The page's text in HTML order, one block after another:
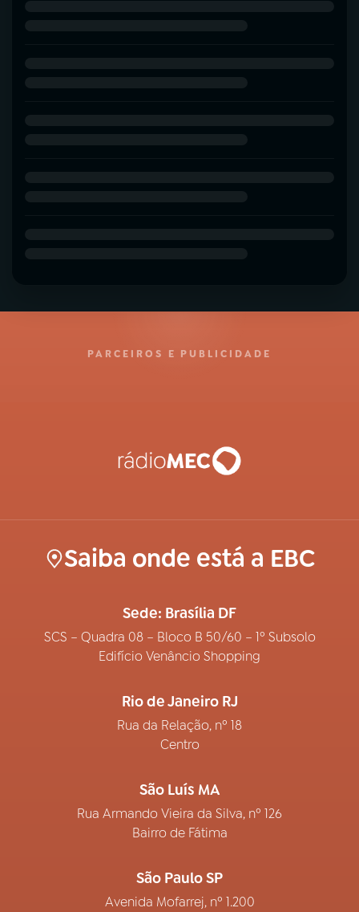
PARCEIROS E PUBLICIDADE
Saiba onde está a EBC
Sede: Brasília DF
SCS – Quadra 08 – Bloco B 50/60 – 1º Subsolo
Edifício Venâncio Shopping
Rio de Janeiro RJ
Rua da Relação, nº 18
Centro
São Luís MA
Rua Armando Vieira da Silva, nº 126
Bairro de Fátima
São Paulo SP
Avenida Mofarrej, nº 1.200